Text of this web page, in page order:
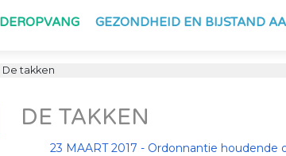
GEZONDHEID EN BIJSTAND
De takken
DE TAKKEN
23 MAART 2017 - Ordonnantie